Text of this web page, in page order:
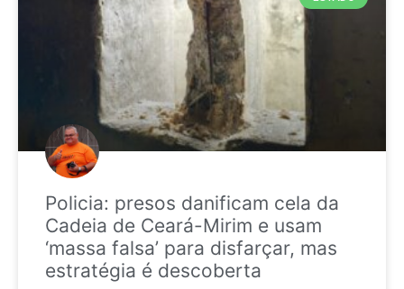
Policia: presos danificam cela da
Cadeia de Ceará-Mirim e usam
‘massa falsa’ para disfarçar, mas
estratégia é descoberta